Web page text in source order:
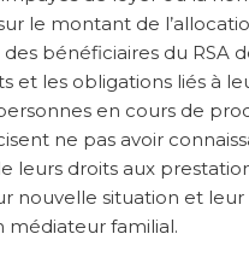
le montant de
des bénéficiaires du RSA
et les obligations liés à
en cours de
ne pas avoir
leurs droits aux
nouvelle situation et leur
médiateur familial.